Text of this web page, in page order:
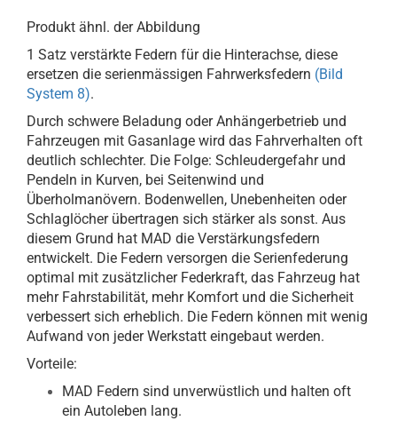
Produkt ähnl. der Abbildung
1 Satz verstärkte Federn für die Hinterachse, diese
ersetzen die serienmässigen Fahrwerksfedern (Bild
System 8).
Durch schwere Beladung oder Anhängerbetrieb und
Fahrzeugen mit Gasanlage wird das Fahrverhalten oft
deutlich schlechter. Die Folge: Schleudergefahr und
Pendeln in Kurven, bei Seitenwind und
Überholmanövern. Bodenwellen, Unebenheiten oder
Schlaglöcher übertragen sich stärker als sonst. Aus
diesem Grund hat MAD die Verstärkungsfedern
entwickelt. Die Federn versorgen die Serienfederung
optimal mit zusätzlicher Federkraft, das Fahrzeug hat
mehr Fahrstabilität, mehr Komfort und die Sicherheit
verbessert sich erheblich. Die Federn können mit wenig
Aufwand von jeder Werkstatt eingebaut werden.
Vorteile:
MAD Federn sind unverwüstlich und halten oft
ein Autoleben lang.